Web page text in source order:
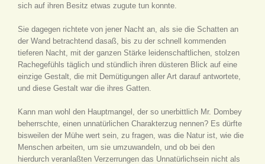
sich auf ihren Besitz etwas zugute tun konnte.
Sie dagegen richtete von jener Nacht an, als sie die Schatten an
der Wand betrachtend dasaß, bis zu der schnell kommenden
tieferen Nacht, mit der ganzen Stärke leidenschaftlichen, stolzen
Rachegefühls täglich und stündlich ihren düsteren Blick auf eine
einzige Gestalt, die mit Demütigungen aller Art darauf antwortete,
und diese Gestalt war die ihres Gatten.
Kann man wohl den Hauptmangel, der so unerbittlich Mr. Dombey
beherrschte, einen unnatürlichen Charakterzug nennen? Es dürfte
bisweilen der Mühe wert sein, zu fragen, was die Natur ist, wie die
Menschen arbeiten, um sie umzuwandeln, und ob bei den
hierdurch veranlaßten Verzerrungen das Unnatürlichsein nicht als